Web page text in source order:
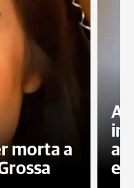
morta a